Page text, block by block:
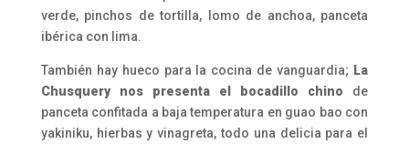
verde, pinchos de tortilla, lomo de anchoa, panceta
ibérica con lima.
También hay hueco para la cocina de vanguardia; La
Chusquery nos presenta el bocadillo chino de
panceta confitada a baja temperatura en guao bao con
yakiniku, hierbas y vinagreta, todo una delicia para el